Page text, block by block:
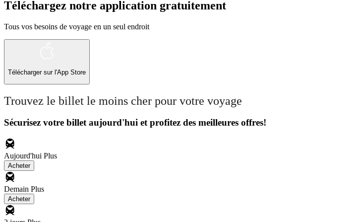
Téléchargez notre application gratuitement
Tous vos besoins de voyage en un seul endroit
Télécharger sur l'App Store
Trouvez le billet le moins cher pour votre voyage
Sécurisez votre billet aujourd'hui et profitez des meilleures offres!
Aujourd'hui Plus
Acheter
Demain Plus
Acheter